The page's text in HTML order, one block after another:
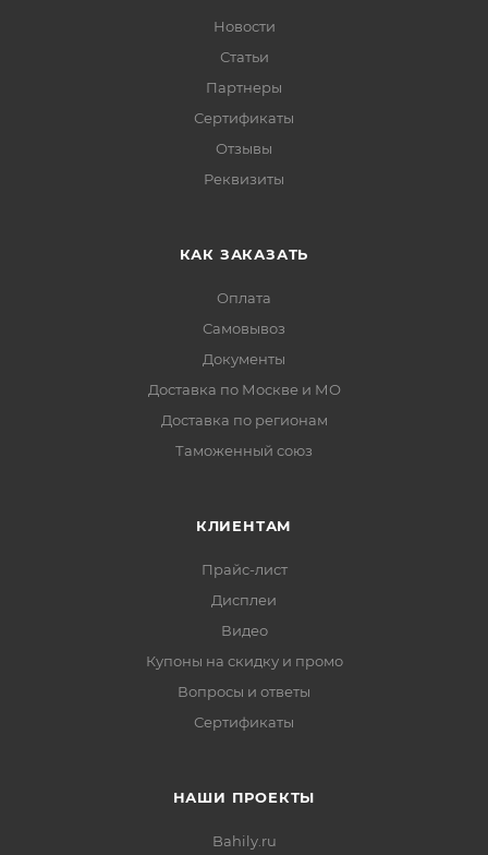
Новости
Статьи
Партнеры
Сертификаты
Отзывы
Реквизиты
КАК ЗАКАЗАТЬ
Оплата
Самовывоз
Документы
Доставка по Москве и МО
Доставка по регионам
Таможенный союз
КЛИЕНТАМ
Прайс-лист
Дисплеи
Видео
Купоны на скидку и промо
Вопросы и ответы
Сертификаты
НАШИ ПРОЕКТЫ
Bahily.ru